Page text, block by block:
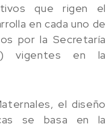
que rigen el
en cada uno de
por la Secretaría
vigentes en la
el diseño
se basa en la